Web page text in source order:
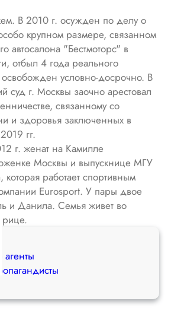
В 2010 г. осужден по делу о
крупном размере, связанном
автосалона "Бестмоторс" в
отбыл 4 года реального
условно-досрочно. В
суд г. Москвы заочно арестовал
связанному со
и здоровья заключенных в
гг.
г. женат на Камилле
Москвы и выпускнице МГУ
работает спортивным
Eurosport. У пары двое
и Данила. Семья живет во
агенты